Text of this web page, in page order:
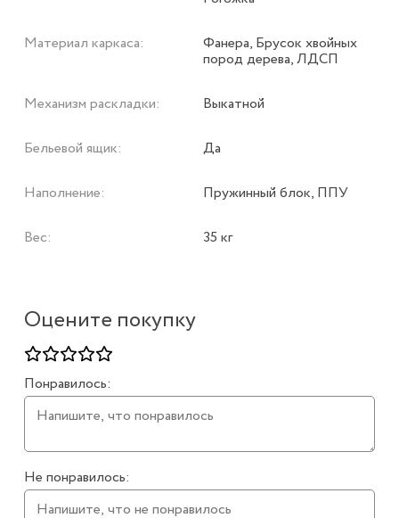
Оцените покупку
Понравилось:
Не понравилось:
Материал каркаса: Фанера, Брусок хвойных
пород дерева, ЛДСП
Механизм раскладки: Выкатной
Бельевой ящик: Да
Наполнение: Пружинный блок, ППУ
Вес: 35 кг